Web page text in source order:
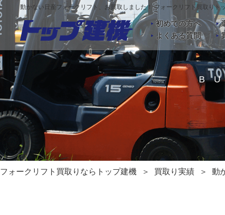
動かない日産フォークリフト、お買取しました！ フォークリフト買取りト
初めての方へ
よくある質問
フォークリフト買取りならトップ建機 買取り実績 動